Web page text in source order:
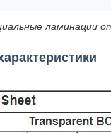
ламинации